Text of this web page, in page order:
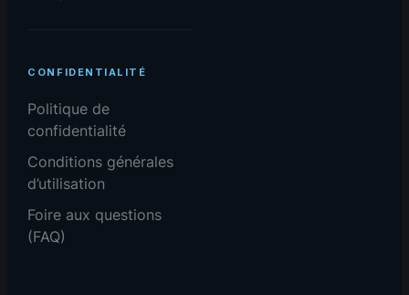
CONFIDENTIALITÉ
Politique de
confidentialité
Conditions générales
d’utilisation
Foire aux questions
(FAQ)